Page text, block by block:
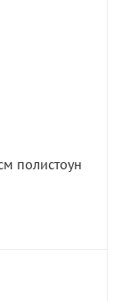
полистоун